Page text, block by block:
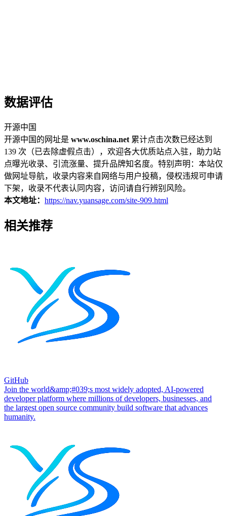
数据评估
开源中国
开源中国的网址是 www.oschina.net 累计点击次数已经达到
139 次（已去除虚假点击），欢迎各大优质站点入驻，助力站
点曝光收录、引流涨量、提升品牌知名度。特别声明：本站仅
做网址导航，收录内容来自网络与用户投稿，侵权违规可申请
下架，收录不代表认同内容，访问请自行辨别风险。
本文地址： https://nav.yuansage.com/site-909.html
相关推荐
GitHub
Join the world&amp;#039;s most widely adopted, AI-powered
developer platform where millions of developers, businesses, and
the largest open source community build software that advances
humanity.